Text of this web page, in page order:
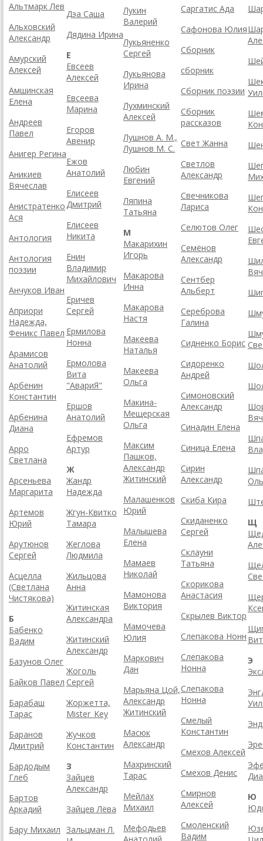
Альтмарк Лев
Альховский
Александр
Амурский
Алексей
Амшинская
Елена
Андреев
Павел
Анигер Регина
Аникиев
Вячеслав
Анистратенко
Ася
Антология
Антология
поэзии
Анчуков Иван
Априори
Надежда,
Феникс Павел
Арамисов
Анатолий
Арбенин
Константин
Арбенина
Диана
Арро
Светлана
Арсеньева
Маргарита
Артемов
Юрий
Арутюнов
Сергей
Асцелла
(Светлана
Чистякова)
Б
Бабенко
Вадим
Базунов Олег
Байков Павел
Барабаш
Тарас
Баранов
Дмитрий
Бардодым
Глеб
Бартов
Аркадий
Бару Михаил
Дэа Саша
Дядина Ирина
Е
Евсеев
Алексей
Евсеева
Марина
Егоров
Авенир
Ежов
Анатолий
Елисеев
Дмитрий
Елисеев
Никита
Енин
Владимир
Михайлович
Еричев
Сергей
Ермилова
Нонна
Ермолова
Вита
"АвариЯ"
Ершов
Анатолий
Ефремов
Артур
Ж
Жандр
Надежда
Жгун-Квитко
Тамара
Жеглова
Людмила
Жильцова
Анна
Житинская
Александра
Житинский
Александр
Жоголь
Сергей
Жоржетта,
Mister_Key
Жучков
Константин
З
Зайцев
Александр
Зайцев Лёва
Зальцман Л.
Лукин
Валерий
Лукьяненко
Сергей
Лукьянова
Ирина
Лухминский
Алексей
Лушнов А. М.,
Лушнов М. С.
Любин
Евгений
Ляпина
Татьяна
М
Макарихин
Игорь
Макарова
Инна
Макарова
Настя
Макеева
Наталья
Макеева
Ольга
Макина-
Мещерская
Ольга
Максим
Пашков,
Александр
Житинский
Малашенков
Юрий
Малышева
Елена
Мамаев
Николай
Мамонова
Виктория
Мамочева
Юлия
Маркович
Дан
Марьяна Цой,
Александр
Житинский
Масюк
Александр
Махринский
Тарас
Мейлах
Михаил
Мефодьев
Саргатис Ада
Сафонова Юлия
Сборник
сборник
Сборник поэзии
Сборник
рассказов
Свет Жанна
Светлов
Александр
Свечникова
Лариса
Селютов Олег
Семёнов
Александр
Сентбер
Альберт
Сереброва
Галина
Сидненко Борис
Сидоренко
Андрей
Симоновский
Александр
Синадин Елена
Синица Елена
Сирин
Александр
Скиба Кира
Скиданенко
Сергей
Склауни
Татьяна
Скорикова
Анастасия
Скрылев Виктор
Слепакова Нонн
Слепакова
Ноннa
Слепакова
Нонна
Смелый
Константин
Смехов Алексей
Смехов Денис
Смирнов
Алексей
Смоленский
Вадим
Щ
Э
Ю